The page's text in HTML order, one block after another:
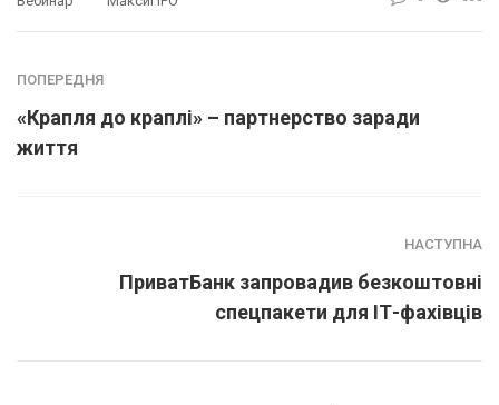
ПОПЕРЕДНЯ
«Крапля до краплі» – партнерство заради
життя
НАСТУПНА
ПриватБанк запровадив безкоштовні
спецпакети для ІТ-фахівців